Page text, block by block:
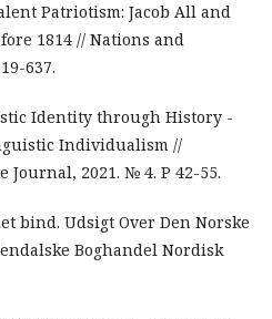
Patriotism: Jacob All and
1814 // Nations and
637.
Identity through History -
Individualism //
Journal, 2021. № 4. P 42-55.
bind. Udsigt Over Den Norske
Boghandel Nordisk